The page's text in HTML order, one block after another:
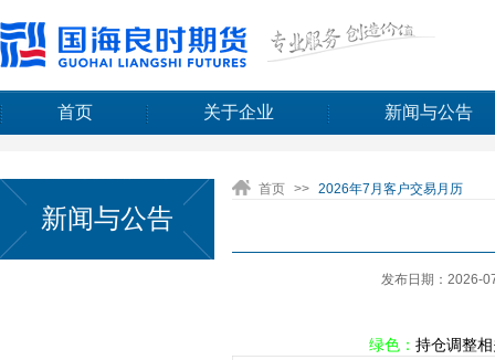
首页 关于企业 新闻与公告
新闻与公告
首页 >> 2026年7月客户交易月历
发布日期：2026-
绿色： 持仓调整